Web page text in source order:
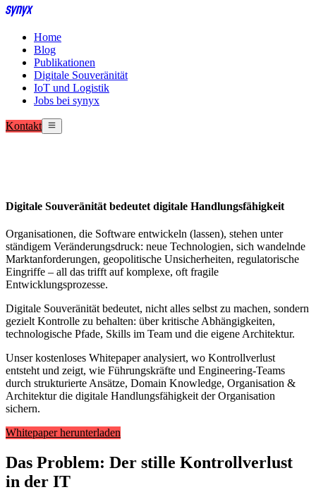
Home
Blog
Publikationen
Digitale Souveränität
IoT und Logistik
Jobs bei synyx
Kontakt
Digitale Souveränität bedeutet digitale Handlungsfähigkeit
Organisationen, die Software entwickeln (lassen), stehen unter
ständigem Veränderungsdruck: neue Technologien, sich wandelnde
Marktanforderungen, geopolitische Unsicherheiten, regulatorische
Eingriffe – all das trifft auf komplexe, oft fragile
Entwicklungsprozesse.
Digitale Souveränität bedeutet, nicht alles selbst zu machen, sondern
gezielt Kontrolle zu behalten: über kritische Abhängigkeiten,
technologische Pfade, Skills im Team und die eigene Architektur.
Unser kostenloses Whitepaperanalysiert, wo Kontrollverlust
entsteht und zeigt, wie Führungskräfte und Engineering-Teams
durch strukturierte Ansätze, Domain Knowledge, Organisation &
Architektur die digitale Handlungsfähigkeit der Organisation
sichern.
Whitepaper herunterladen
Das Problem: Der stille Kontrollverlust
in der IT